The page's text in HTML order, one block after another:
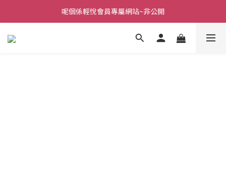
呢個係輕悅會員專屬網站~非公開